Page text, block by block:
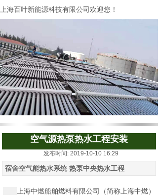
上海百叶新能源科技有限公司欢迎您！
空气源热泵热水工程安装
发布时间: 2019-10-10 16:29
宿舍空气能热水系统 热泵中央热水工程
上海中燃船舶燃料有限公司（简称上海中燃）